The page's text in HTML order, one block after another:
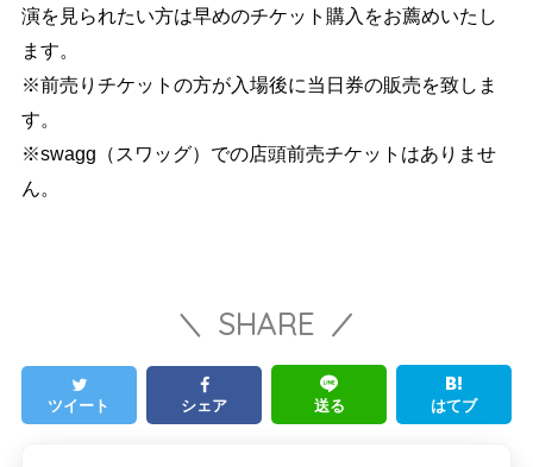
演を見られたい方は早めのチケット購入をお薦めいたし
ます。
※前売りチケットの方が入場後に当日券の販売を致しま
す。
※swagg（スワッグ）での店頭前売チケットはありませ
ん。
SHARE
ツイート シェア 送る はてブ